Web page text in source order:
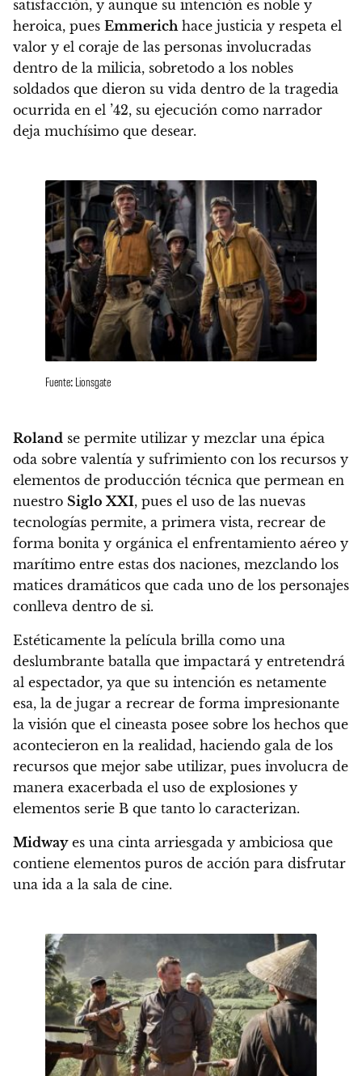
satisfacción, y aunque su intención es noble y
heroica, pues Emmerichhace justicia y respeta el
valor y el coraje de las personas involucradas
dentro de la milicia, sobretodo a los nobles
soldados que dieron su vida dentro de la tragedia
ocurrida en el ’42, su ejecución como narrador
deja muchísimo que desear.
Fuente: Lionsgate
Roland se permite utilizar y mezclar una épica
oda sobre valentía y sufrimiento con los recursos y
elementos de producción técnica que permean en
nuestro Siglo XXI, pues el uso de las nuevas
tecnologías permite, a primera vista, recrear de
forma bonita y orgánica el enfrentamiento aéreo y
marítimo entre estas dos naciones, mezclando los
matices dramáticos que cada uno de los personajes
conlleva dentro de si.
Estéticamente la película brilla como una
deslumbrante batalla que impactará y entretendrá
al espectador, ya que su intención es netamente
esa, la de jugar a recrear de forma impresionante
la visión que el cineasta posee sobre los hechos que
acontecieron en la realidad, haciendo gala de los
recursos que mejor sabe utilizar, pues involucra de
manera exacerbada el uso de explosiones y
elementos serie B que tanto lo caracterizan.
Midwayes una cinta arriesgada y ambiciosa que
contiene elementos puros de acción para disfrutar
una ida a la sala de cine.